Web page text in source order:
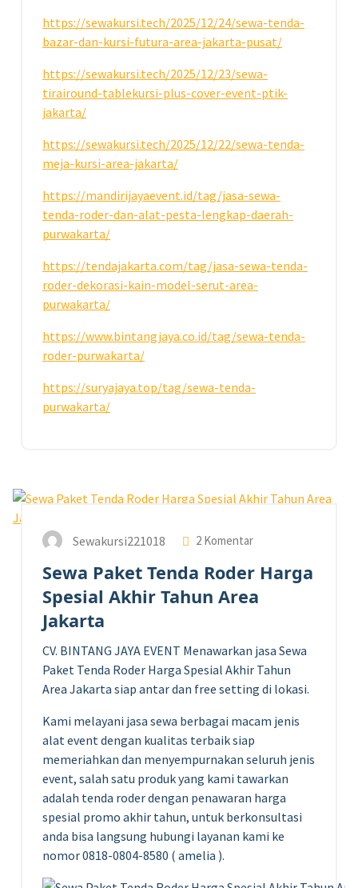
https://sewakursi.tech/2025/12/24/sewa-tenda-
bazar-dan-kursi-futura-area-jakarta-pusat/
https://sewakursi.tech/2025/12/23/sewa-
tirairound-tablekursi-plus-cover-event-ptik-
jakarta/
https://sewakursi.tech/2025/12/22/sewa-tenda-
meja-kursi-area-jakarta/
https://mandirijayaevent.id/tag/jasa-sewa-
tenda-roder-dan-alat-pesta-lengkap-daerah-
purwakarta/
https://tendajakarta.com/tag/jasa-sewa-tenda-
roder-dekorasi-kain-model-serut-area-
purwakarta/
https://www.bintangjaya.co.id/tag/sewa-tenda-
roder-purwakarta/
https://suryajaya.top/tag/sewa-tenda-
purwakarta/
Sewakursi221018 2 Komentar
Sewa Paket Tenda Roder Harga
Spesial Akhir Tahun Area
Jakarta
CV. BINTANG JAYA EVENT Menawarkan jasa Sewa
Paket Tenda Roder Harga Spesial Akhir Tahun
Area Jakarta siap antar dan free setting di lokasi.
Kami melayani jasa sewa berbagai macam jenis
alat event dengan kualitas terbaik siap
memeriahkan dan menyempurnakan seluruh jenis
event, salah satu produk yang kami tawarkan
adalah tenda roder dengan penawaran harga
spesial promo akhir tahun, untuk berkonsultasi
anda bisa langsung hubungi layanan kami ke
nomor 0818-0804-8580 ( amelia ).